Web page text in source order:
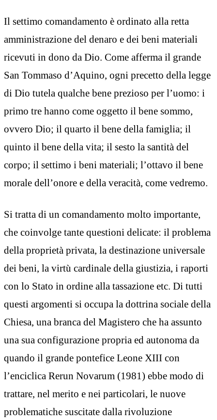
Il settimo comandamento è ordinato alla retta
amministrazione del denaro e dei beni materiali
ricevuti in dono da Dio. Come afferma il grande
San Tommaso d’Aquino, ogni precetto della legge
di Dio tutela qualche bene prezioso per l’uomo: i
primo tre hanno come oggetto il bene sommo,
ovvero Dio; il quarto il bene della famiglia; il
quinto il bene della vita; il sesto la santità del
corpo; il settimo i beni materiali; l’ottavo il bene
morale dell’onore e della veracità, come vedremo.
Si tratta di un comandamento molto importante,
che coinvolge tante questioni delicate: il problema
della proprietà privata, la destinazione universale
dei beni, la virtù cardinale della giustizia, i raporti
con lo Stato in ordine alla tassazione etc. Di tutti
questi argomenti si occupa la dottrina sociale della
Chiesa, una branca del Magistero che ha assunto
una sua configurazione propria ed autonoma da
quando il grande pontefice Leone XIII con
l’enciclica Rerun Novarum (1981) ebbe modo di
trattare, nel merito e nei particolari, le nuove
problematiche suscitate dalla rivoluzione